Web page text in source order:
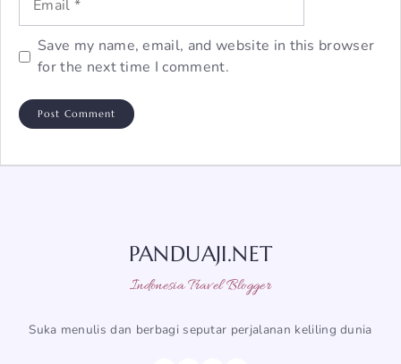
Save my name, email, and website in this browser
for the next time I comment.
PANDUAJI.NET
Indonesia Travel Blogger
Suka menulis dan berbagi seputar perjalanan keliling dunia